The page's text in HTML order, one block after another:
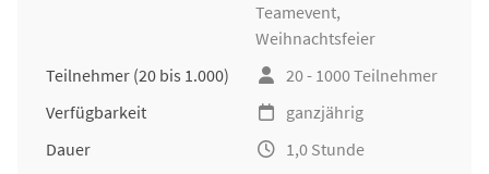
Teamevent,
Weihnachtsfeier
Teilnehmer (20 bis 1.000)
20 - 1000 Teilnehmer
Verfügbarkeit
ganzjährig
Dauer
1,0 Stunde